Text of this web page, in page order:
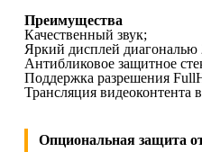
Преимущества
Качественный звук;
Яркий дисплей диагональю
Антибликовое защитное
Поддержка разрешения
Трансляция видеоконтента
Опциональная защита